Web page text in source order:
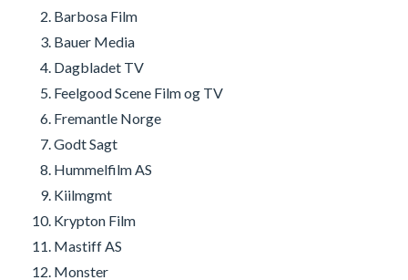
Barbosa Film
Bauer Media
Dagbladet TV
Feelgood Scene Film og TV
Fremantle Norge
Godt Sagt
Hummelfilm AS
Kiilmgmt
Krypton Film
Mastiff AS
Monster